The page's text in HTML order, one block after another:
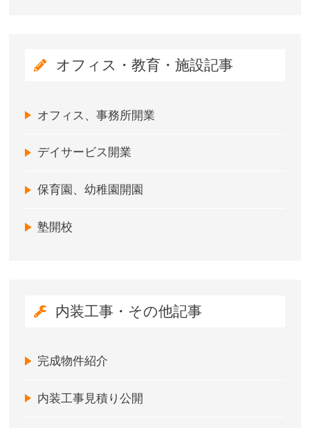
オフィス・教育・施設記事
オフィス、事務所開業
デイサービス開業
保育園、幼稚園開園
塾開校
内装工事・その他記事
完成物件紹介
内装工事見積り公開